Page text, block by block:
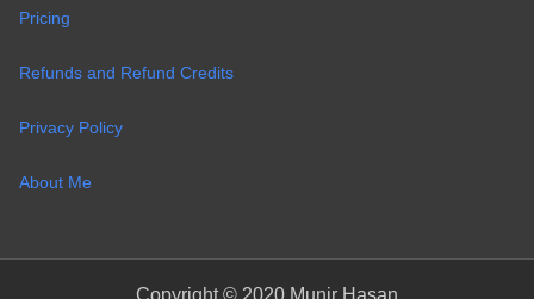
Pricing
Refunds and Refund Credits
Privacy Policy
About Me